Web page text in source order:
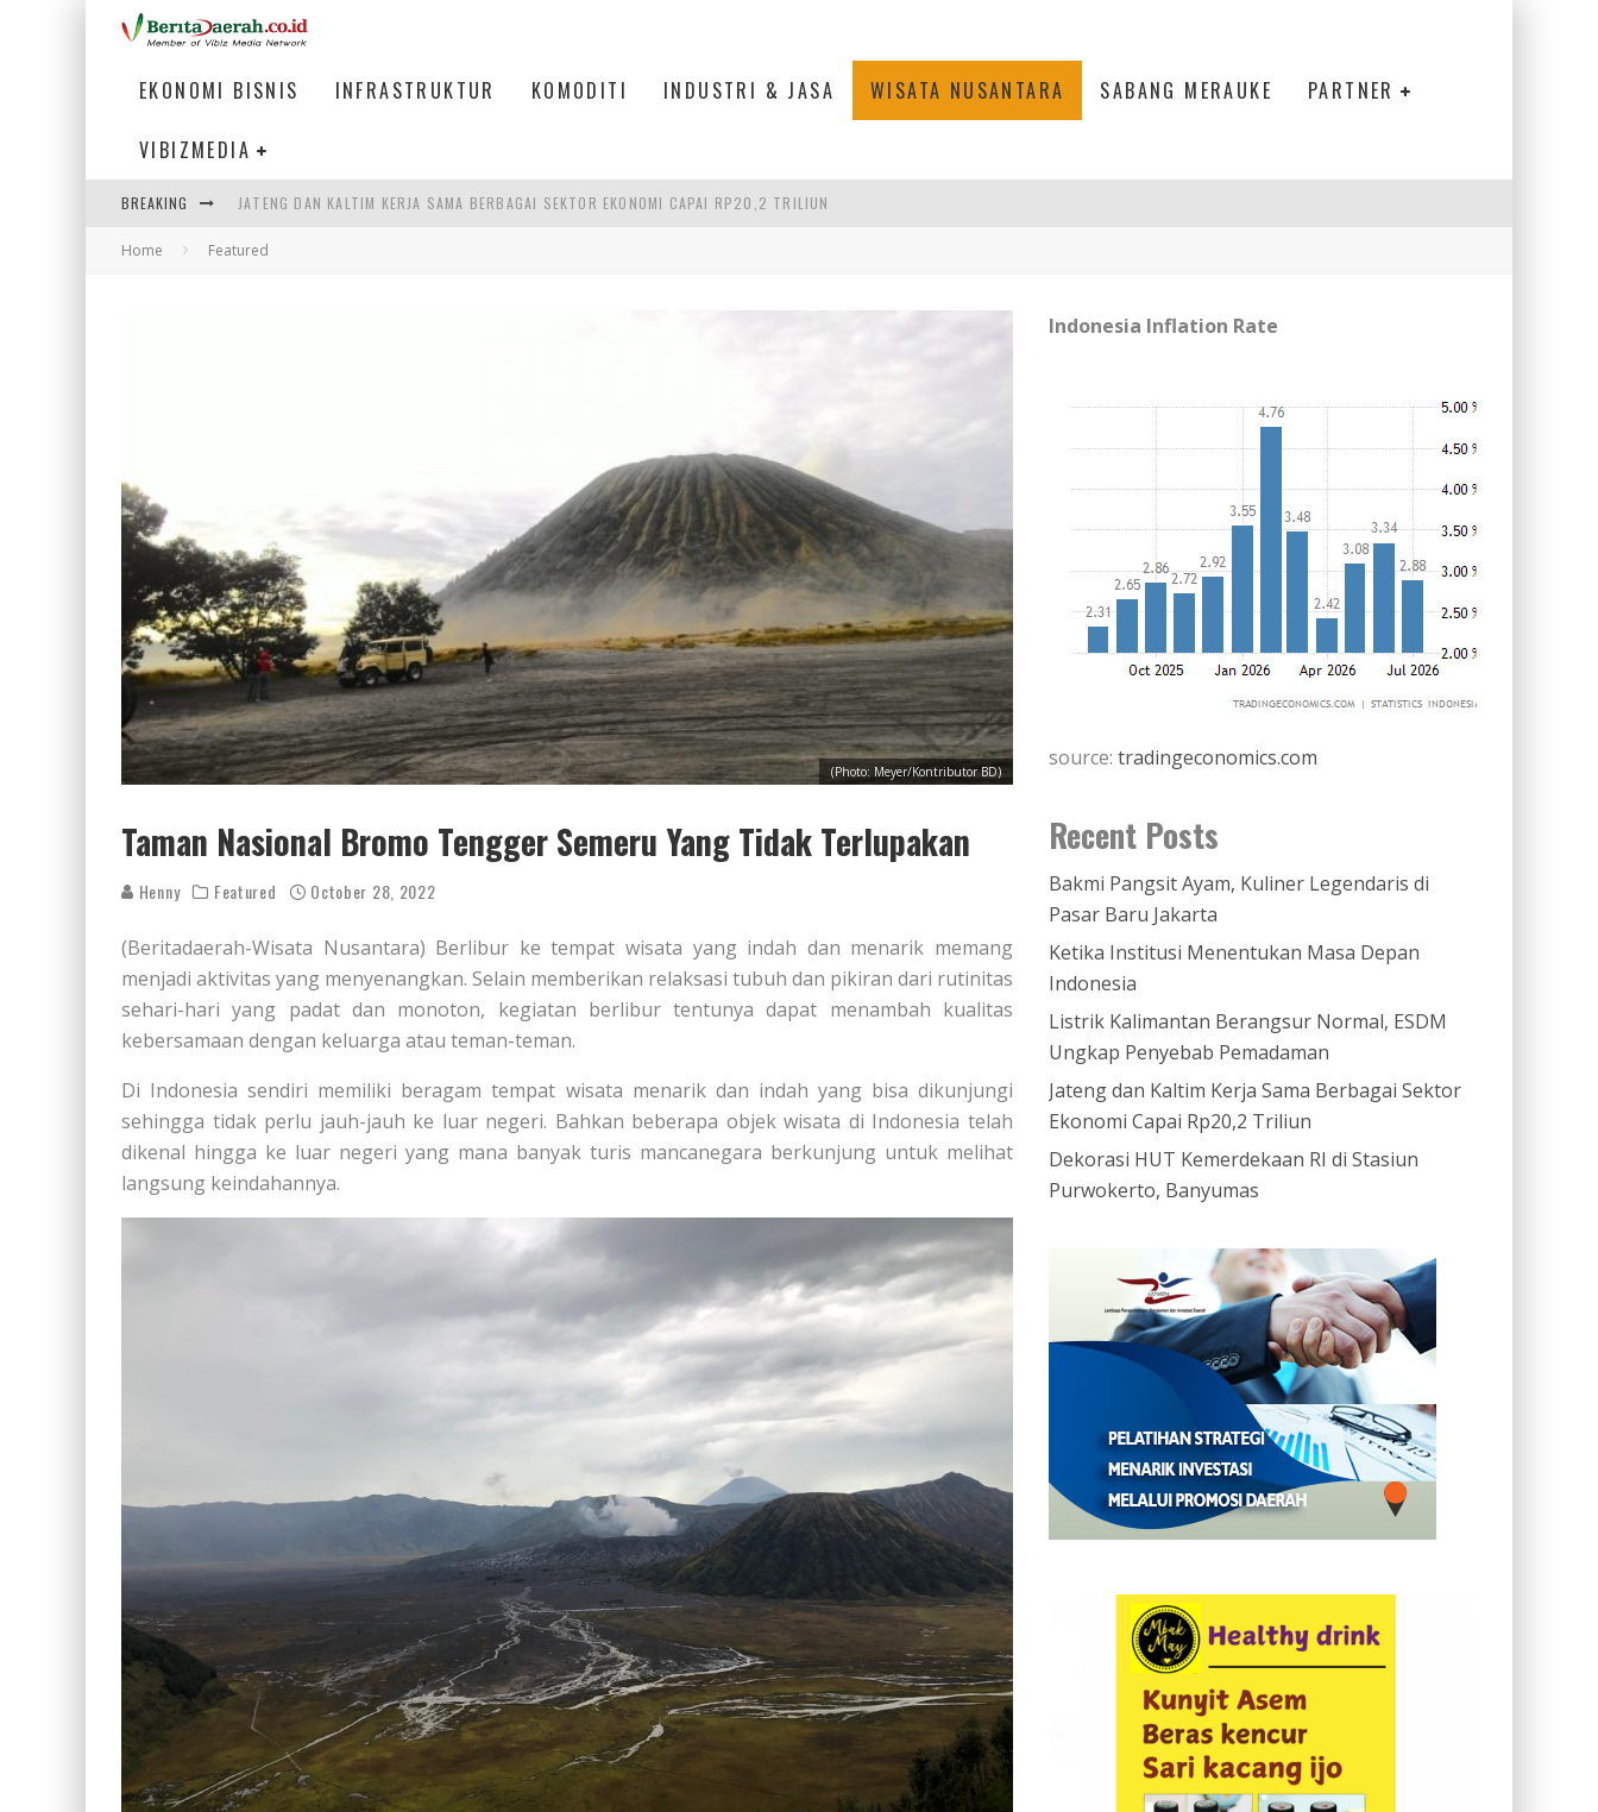
EKONOMI BISNIS INFRASTRUKTUR KOMODITI INDUSTRI & JASA WISATA NUSANTARA SABANG MERAUKE PARTNER
VIBIZMEDIA
BREAKING JATENG DAN KALTIM KERJA SAMA BERBAGAI SEKTOR EKONOMI CAPAI RP20,2 TRILIUN
BAKMI PANGSIT AYAM, KULINER LEGENDARIS DI PASAR BARU JAKARTA
Home Featured
(Photo: Meyer/Kontributor BD)
Taman Nasional Bromo Tengger Semeru Yang Tidak Terlupakan
Henny Featured October 28, 2022
(Beritadaerah-Wisata Nusantara) Berlibur ke tempat wisata yang indah dan menarik memang
menjadi aktivitas yang menyenangkan. Selain memberikan relaksasi tubuh dan pikiran dari rutinitas
sehari-hari yang padat dan monoton, kegiatan berlibur tentunya dapat menambah kualitas
kebersamaan dengan keluarga atau teman-teman.
Di Indonesia sendiri memiliki beragam tempat wisata menarik dan indah yang bisa dikunjungi
sehingga tidak perlu jauh-jauh ke luar negeri. Bahkan beberapa objek wisata di Indonesia telah
dikenal hingga ke luar negeri yang mana banyak turis mancanegara berkunjung untuk melihat
langsung keindahannya.
Indonesia Inflation Rate
source: tradingeconomics.com
Recent Posts
Bakmi Pangsit Ayam, Kuliner Legendaris di
Pasar Baru Jakarta
Ketika Institusi Menentukan Masa Depan
Indonesia
Listrik Kalimantan Berangsur Normal, ESDM
Ungkap Penyebab Pemadaman
Jateng dan Kaltim Kerja Sama Berbagai Sektor
Ekonomi Capai Rp20,2 Triliun
Dekorasi HUT Kemerdekaan RI di Stasiun
Purwokerto, Banyumas